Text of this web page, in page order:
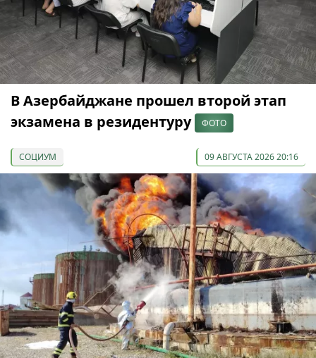
В Азербайджане прошел второй этап
экзамена в резидентуру
ФОТО
СОЦИУМ 09 АВГУСТА 2026 20:16